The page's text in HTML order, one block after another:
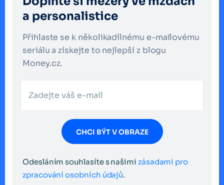
a personalistice
Přihlaste se k několikadílnému e-mailovému
seriálu a získejte to nejlepší z blogu
Money.cz.
CHCI BÝT V OBRAZE
Odesláním souhlasíte s našimi zásadami pro
zpracování osobních údajů.